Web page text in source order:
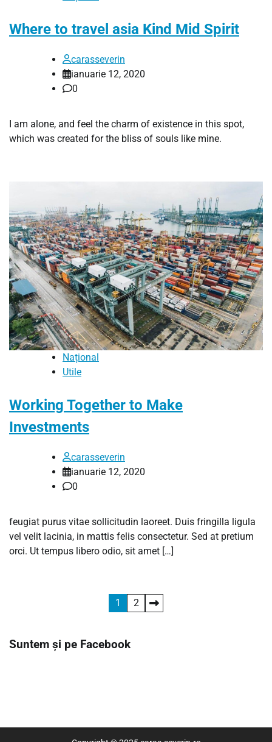
Where to travel asia Kind Mid Spirit
carasseverin
ianuarie 12, 2020
0
I am alone, and feel the charm of existence in this spot,
which was created for the bliss of souls like mine.
Național
Utile
Working Together to Make
Investments
carasseverin
ianuarie 12, 2020
0
feugiat purus vitae sollicitudin laoreet. Duis fringilla ligula
vel velit lacinia, in mattis felis consectetur. Sed at pretium
orci. Ut tempus libero odio, sit amet […]
1 2
Suntem și pe Facebook